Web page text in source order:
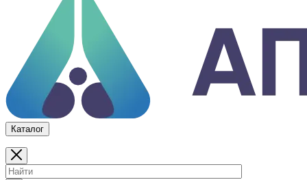
Каталог